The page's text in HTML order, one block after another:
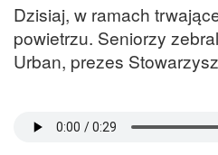
Dzisiaj, w ramach
powietrzu. Seniorzy
Urban, prezes